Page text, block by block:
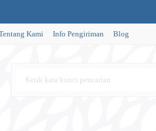
Kami Info Pengiriman Blog